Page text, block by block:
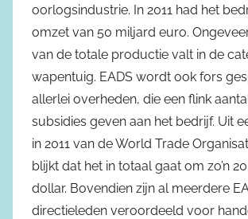
oorlogsindustrie. In 2011 had het
omzet van 50 miljard euro.
van de totale productie valt in de
wapentuig. EADS wordt ook fors
allerlei overheden, die een flink
subsidies geven aan het bedrijf. Uit
in 2011 van de World Trade
blijkt dat het in totaal gaat om zo’n
dollar. Bovendien zijn al meerdere
directieleden veroordeeld voor